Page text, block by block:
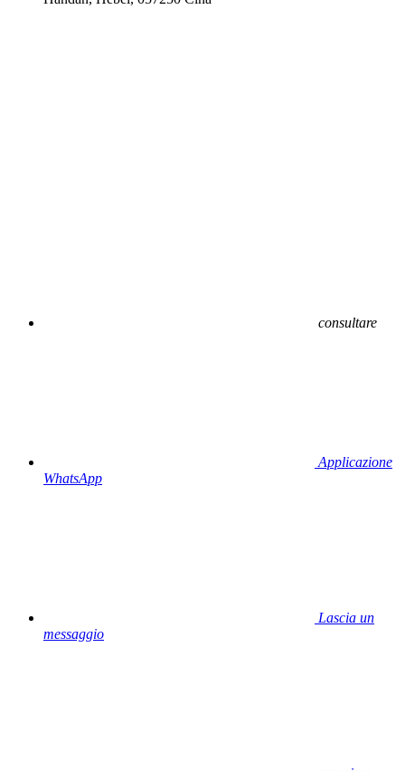
consultare
Applicazione
WhatsApp
Lascia un
messaggio